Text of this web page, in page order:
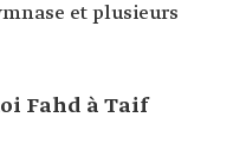
et plusieurs
Fahd à Taif